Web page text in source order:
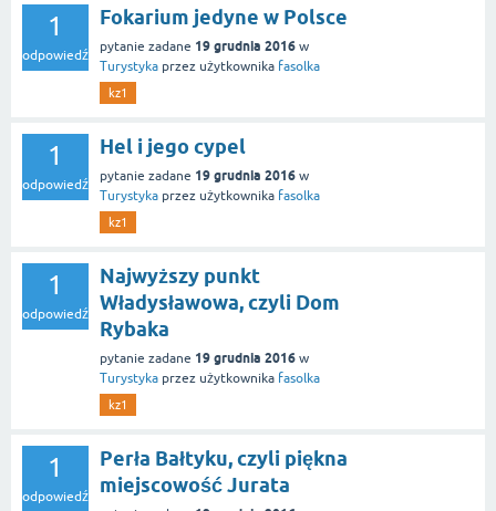
1
odpowiedź
Fokarium jedyne w Polsce
pytanie zadane 19 grudnia 2016 w
Turystyka przez użytkownika fasolka
kz1
1
odpowiedź
Hel i jego cypel
pytanie zadane 19 grudnia 2016 w
Turystyka przez użytkownika fasolka
kz1
1
odpowiedź
Najwyższy punkt
Władysławowa, czyli Dom
Rybaka
pytanie zadane 19 grudnia 2016 w
Turystyka przez użytkownika fasolka
kz1
1
odpowiedź
Perła Bałtyku, czyli piękna
miejscowość Jurata